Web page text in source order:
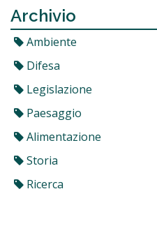
Archivio
Ambiente
Difesa
Legislazione
Paesaggio
Alimentazione
Storia
Ricerca